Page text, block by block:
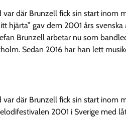
där Brunzell fick sin start inom
hjärta” gav dem 2001 års
Brunzell arbetar nu som
Sedan 2016 har han lett
där Brunzell fick sin start inom
2001 i Sverige med